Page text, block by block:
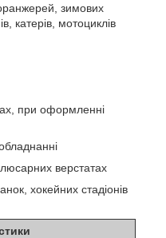
зимових
катерів, мотоциклів
при оформленні
верстатах
хокейних стадіонів